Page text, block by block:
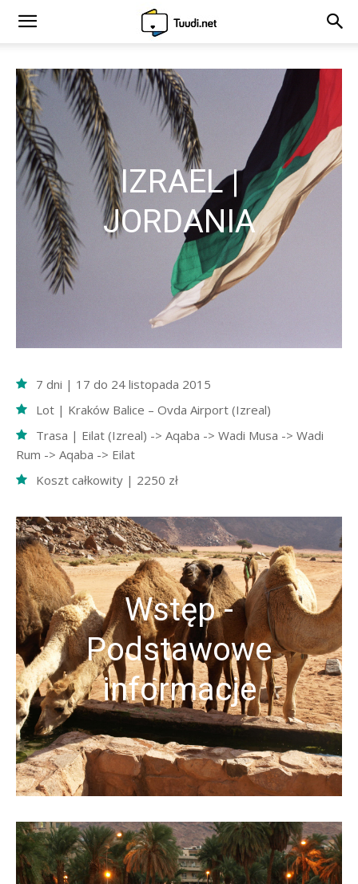
IZRAEL |
JORDANIA
7 dni | 17 do 24 listopada 2015
Lot | Kraków Balice – Ovda Airport (Izreal)
Trasa | Eilat (Izreal) -> Aqaba -> Wadi Musa -> Wadi
Rum -> Aqaba -> Eilat
Koszt całkowity | 2250 zł
Wstęp -
Podstawowe
informacje